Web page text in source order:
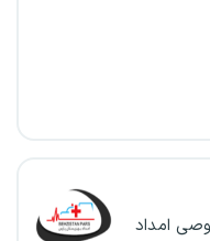
امداد